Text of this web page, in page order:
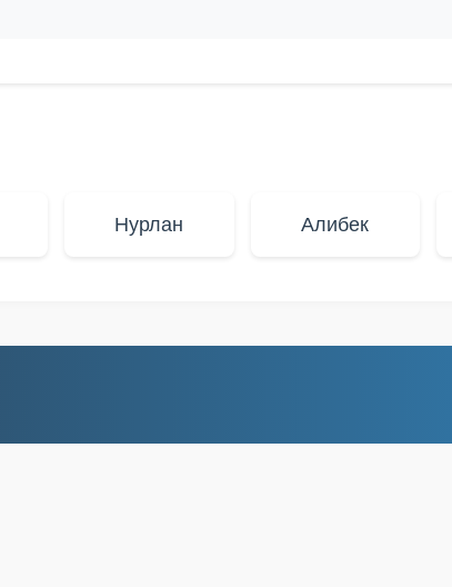
Нурлан Алибек